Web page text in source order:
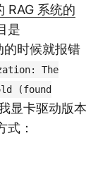
RAG 系统的
是
的时候就报错
The
(found
显卡驱动版本
：